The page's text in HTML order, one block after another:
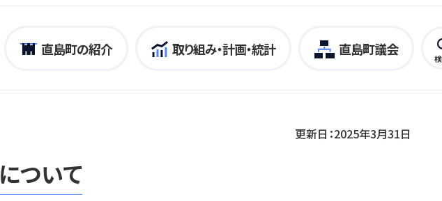
直島町の紹介 取り組み・計画・統計 直島町議会
更新日：2025年3月31日
ついて